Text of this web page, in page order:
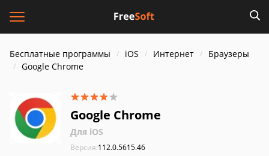
Бесплатные программы iOS Интернет
Браузеры
Google Chrome
Google Chrome
Для iOS
Версия:112.0.5615.46